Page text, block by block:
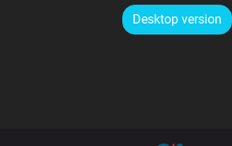
Desktop version